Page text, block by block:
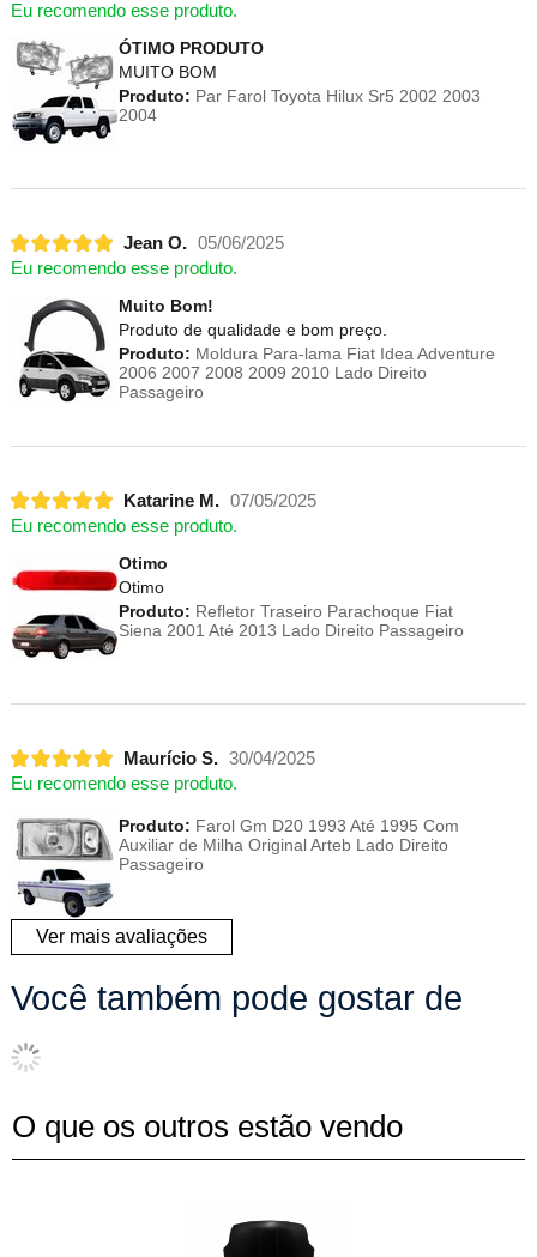
Eu recomendo esse produto.
ÓTIMO PRODUTO
MUITO BOM
Produto: Par Farol Toyota Hilux Sr5 2002 2003
2004
Jean O. 05/06/2025
Eu recomendo esse produto.
Muito Bom!
Produto de qualidade e bom preço.
Produto: Moldura Para-lama Fiat Idea Adventure
2006 2007 2008 2009 2010 Lado Direito
Passageiro
Katarine M. 07/05/2025
Eu recomendo esse produto.
Otimo
Otimo
Produto: Refletor Traseiro Parachoque Fiat
Siena 2001 Até 2013 Lado Direito Passageiro
Maurício S. 30/04/2025
Eu recomendo esse produto.
Produto: Farol Gm D20 1993 Até 1995 Com
Auxiliar de Milha Original Arteb Lado Direito
Passageiro
Ver mais avaliações
Você também pode gostar de
O que os outros estão vendo